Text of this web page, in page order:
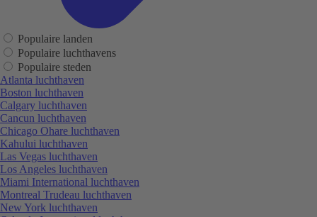
Populaire landen
Populaire luchthavens
Populaire steden
Atlanta luchthaven
Boston luchthaven
Calgary luchthaven
Cancun luchthaven
Chicago Ohare luchthaven
Kahului luchthaven
Las Vegas luchthaven
Los Angeles luchthaven
Miami International luchthaven
Montreal Trudeau luchthaven
New York luchthaven